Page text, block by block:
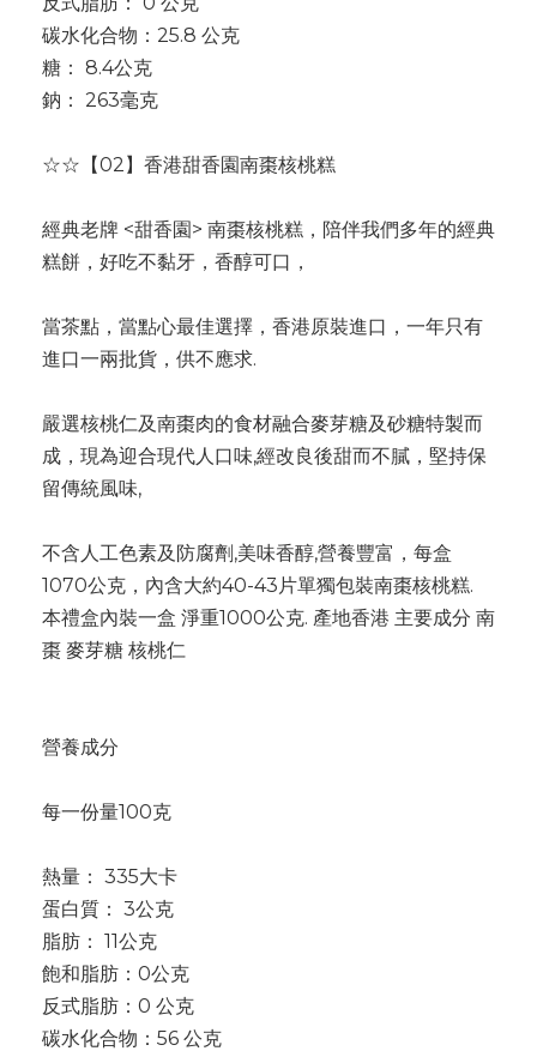
碳水化合物：25.8 公克
糖： 8.4公克
鈉： 263毫克
☆☆【02】香港甜香園南棗核桃糕
經典老牌 <甜香園> 南棗核桃糕，陪伴我們多年的經典
糕餅，好吃不黏牙，香醇可口，
當茶點，當點心最佳選擇，香港原裝進口，一年只有
進口一兩批貨，供不應求.
嚴選核桃仁及南棗肉的食材融合麥芽糖及砂糖特製而
成，現為迎合現代人口味,經改良後甜而不膩，堅持保
留傳統風味,
不含人工色素及防腐劑,美味香醇,營養豐富，每盒
1070公克，內含大約40-43片單獨包裝南棗核桃糕.
本禮盒內裝一盒 淨重1000公克. 產地香港 主要成分 南
棗 麥芽糖 核桃仁
營養成分
每一份量100克
熱量： 335大卡
蛋白質： 3公克
脂肪： 11公克
飽和脂肪：0公克
反式脂肪：0 公克
碳水化合物：56 公克